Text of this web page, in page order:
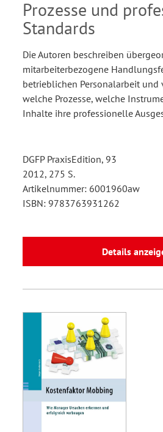
Prozesse und
Standards
Die Autoren beschreiben
mitarbeiterbezogene
betrieblichen Personalarbeit und
welche Prozesse, welche
Inhalte ihre professionelle
DGFP PraxisEdition, 93
2012, 275 S.
Artikelnummer: 6001960aw
ISBN: 9783763931262
Details